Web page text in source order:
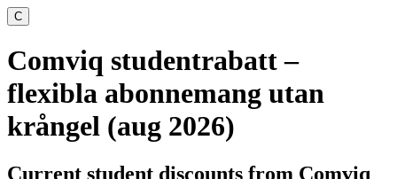
C
Comviq studentrabatt –
flexibla abonnemang utan
krångel (aug 2026)
Current student discounts from Comviq